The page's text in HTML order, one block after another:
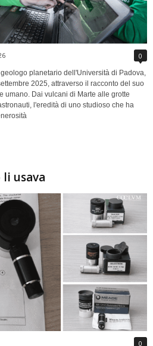
0
planetario dell'Università di Padova,
2025, attraverso il racconto del suo
umano. Dai vulcani di Marte alle grotte
l'eredità di uno studioso che ha
usava
0